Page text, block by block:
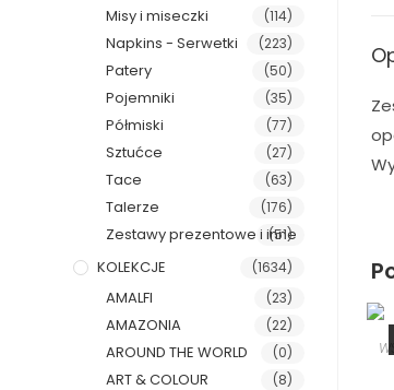
Misy i miseczki (114)
Napkins - Serwetki (223)
Patery (50)
Pojemniki (35)
Półmiski (77)
Sztućce (27)
Tace (63)
Talerze (176)
Zestawy prezentowe i inne
(51)
KOLEKCJE (1634)
AMALFI (23)
AMAZONIA (22)
AROUND THE WORLD (0)
ART & COLOUR (8)